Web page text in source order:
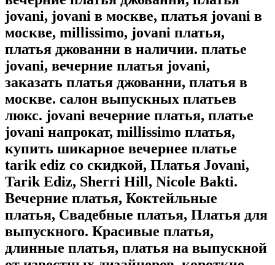
jovani, jovani в москве, платья jovani в
москве, millissimo, jovani платья,
платья джованни в наличии. платье
jovani, вечерние платья jovani,
заказать платья джованни, платья в
москве. салон выпускных платьев
люкс. jovani вечерние платья, платье
jovani напрокат, millissimo платья,
купить шикарное вечернее платье
tarik ediz со скидкой, Платья Jovani,
Tarik Ediz, Sherri Hill, Nicole Bakti.
Вечерние платья, Коктейльные
платья, Свадебные платья, Платья для
выпускного. Красивые платья,
длинные платья, платья на выпускной